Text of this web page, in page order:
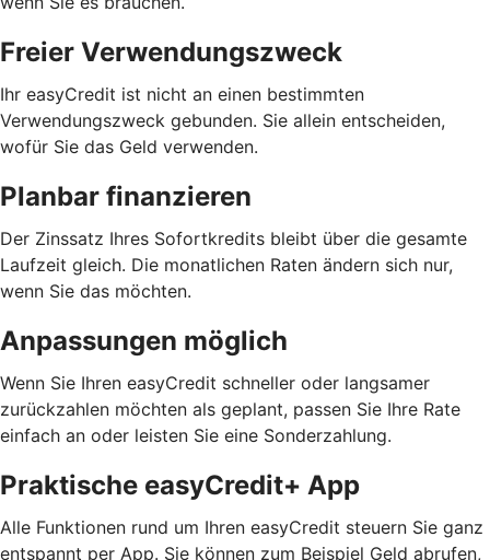
Freier Verwendungszweck
Ihr easyCredit ist nicht an einen bestimmten
Verwendungszweck gebunden. Sie allein entscheiden,
wofür Sie das Geld verwenden.
Planbar finanzieren
Der Zinssatz Ihres Sofortkredits bleibt über die gesamte
Laufzeit gleich. Die monatlichen Raten ändern sich nur,
wenn Sie das möchten.
Anpassungen möglich
Wenn Sie Ihren easyCredit schneller oder langsamer
zurückzahlen möchten als geplant, passen Sie Ihre Rate
einfach an oder leisten Sie eine Sonderzahlung.
Praktische easyCredit+ App
Alle Funktionen rund um Ihren easyCredit steuern Sie ganz
entspannt per App. Sie können zum Beispiel Geld abrufen,